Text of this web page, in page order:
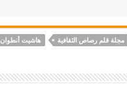
مجلة قلم رصاص الثقافية هاشيت أنطوان